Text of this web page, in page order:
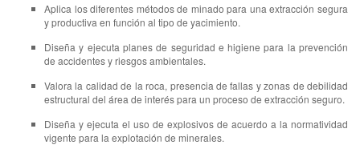
Aplica los diferentes métodos de minado para una extracción segura
y productiva en función al tipo de yacimiento.
Diseña y ejecuta planes de seguridad e higiene para la prevención
de accidentes y riesgos ambientales.
Valora la calidad de la roca, presencia de fallas y zonas de debilidad
estructural del área de interés para un proceso de extracción seguro.
Diseña y ejecuta el uso de explosivos de acuerdo a la normatividad
vigente para la explotación de minerales.